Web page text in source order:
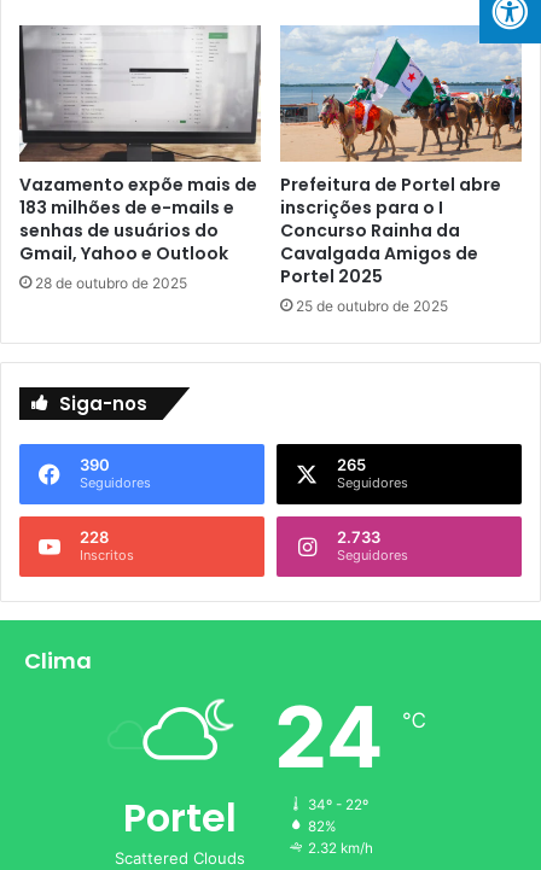
e
n
t
o
e
s
p
o
r
t
i
o
e
t
u
r
t
o
e
R
e
n
o
v
a
ç
ã
o
s
p
i
r
i
a
Vazamento expõe mais de
183 milhões de e-mails e
senhas de usuários do
Gmail, Yahoo e Outlook
28 de outubro de 2025
Prefeitura de Portel abre
inscrições para o I
Concurso Rainha da
Cavalgada Amigos de
Portel 2025
25 de outubro de 2025
Siga-nos
390
Seguidores
265
Seguidores
228
Inscritos
2.733
Seguidores
Clima
Portel
Scattered Clouds
24 ℃
34º - 22º
82%
2.32 km/h